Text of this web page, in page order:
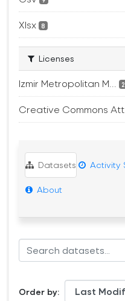
Xlsx 8
Licenses
Izmir Metropolitan M...
Creative Commons Att...
Datasets Activity
About
Order by